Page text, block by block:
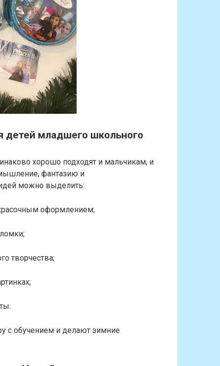
детей младшего школьного
хорошо подходят и мальчикам, и
фантазию и
можно выделить:
оформлением;
творчества;
с обучением и делают зимние